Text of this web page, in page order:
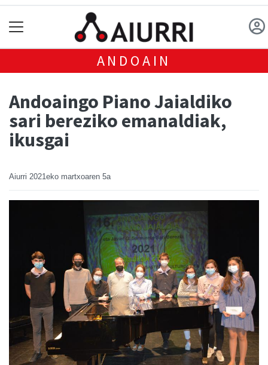
ANDOAIN
Andoaingo Piano Jaialdiko
sari bereziko emanaldiak,
ikusgai
Aiurri 2021eko martxoaren 5a